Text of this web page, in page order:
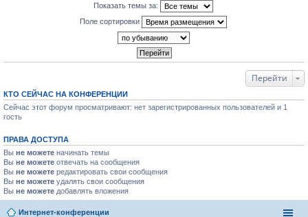
Показать темы за:
Поле сортировки
Перейти
КТО СЕЙЧАС НА КОНФЕРЕНЦИИ
Сейчас этот форум просматривают: нет зарегистрированных пользователей и 1
гость
ПРАВА ДОСТУПА
Вы не можете начинать темы
Вы не можете отвечать на сообщения
Вы не можете редактировать свои сообщения
Вы не можете удалять свои сообщения
Вы не можете добавлять вложения
Интернет-конференции